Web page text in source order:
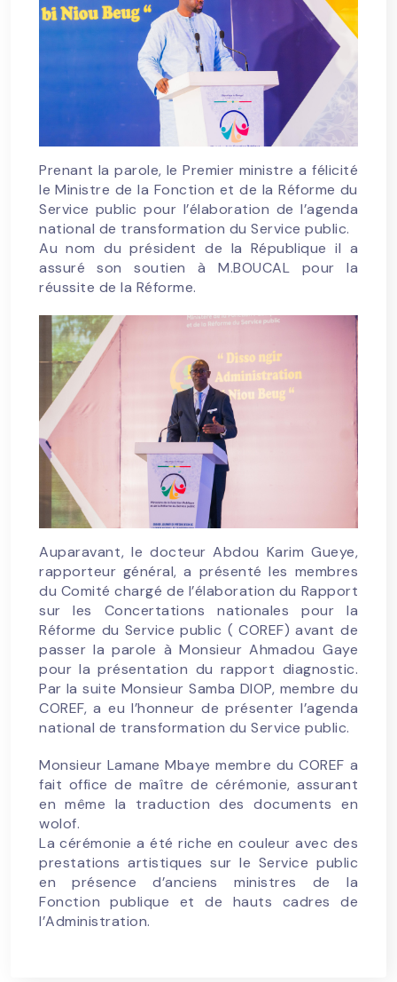
Prenant la parole, le Premier ministre a félicité
le Ministre de la Fonction et de la Réforme du
Service public pour l’élaboration de l’agenda
national de transformation du Service public.
Au nom du président de la République il a
assuré son soutien à M.BOUCAL pour la
réussite de la Réforme.
Auparavant, le docteur Abdou Karim Gueye,
rapporteur général, a présenté les membres
du Comité chargé de l’élaboration du Rapport
sur les Concertations nationales pour la
Réforme du Service public ( COREF) avant de
passer la parole à Monsieur Ahmadou Gaye
pour la présentation du rapport diagnostic.
Par la suite Monsieur Samba DIOP, membre du
COREF, a eu l’honneur de présenter l’agenda
national de transformation du Service public.
Monsieur Lamane Mbaye membre du COREF a
fait office de maître de cérémonie, assurant
en même la traduction des documents en
wolof.
La cérémonie a été riche en couleur avec des
prestations artistiques sur le Service public
en présence d’anciens ministres de la
Fonction publique et de hauts cadres de
l’Administration.